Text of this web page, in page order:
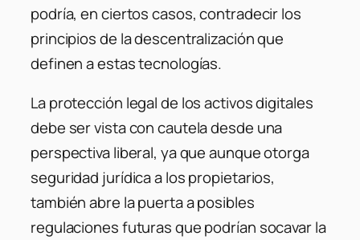
podría, en ciertos casos, contradecir los
principios de la descentralización que
definen a estas tecnologías.
La protección legal de los activos digitales
debe ser vista con cautela desde una
perspectiva liberal, ya que aunque otorga
seguridad jurídica a los propietarios,
también abre la puerta a posibles
regulaciones futuras que podrían socavar la